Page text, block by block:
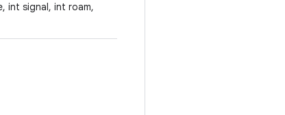
int signal, int roam,